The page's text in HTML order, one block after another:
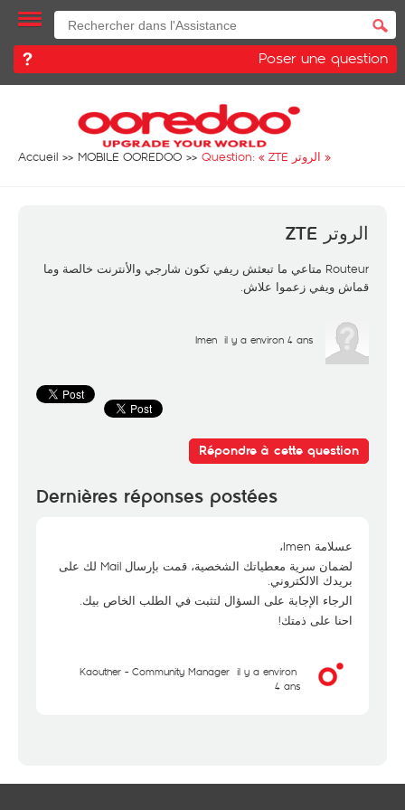
Poser une question
Accueil MOBILE OOREDOO Question: « الروتر ZTE »
الروتر ZTE
Routeur متاعي ما تبعثش ريفي تكون شارجي والأنترنت خالصة وما
قماش ويفي زعموا علاش.
Imen il y a environ 4 ans
Répondre à cette question
Dernières réponses postées
عسلامة Imen،
لضمان سرية معطياتك الشخصية، قمت بإرسال Mail لك على
بريدك الالكتروني.
الرجاء الإجابة على السؤال لتثبت في الطلب الخاص بيك.
احنا على ذمتك!
Kaouther - Community Manager il y a environ
4 ans